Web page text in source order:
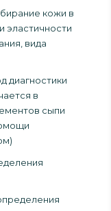
кожи в
эластичности
вида
диагностики
в
сыпи